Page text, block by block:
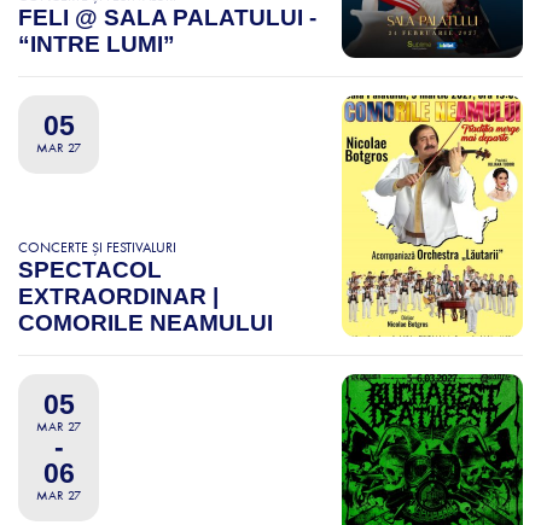
FELI @ SALA PALATULUI -
“INTRE LUMI”
05
MAR 27
CONCERTE ȘI FESTIVALURI
SPECTACOL
EXTRAORDINAR |
COMORILE NEAMULUI
05
MAR 27
-
06
MAR 27